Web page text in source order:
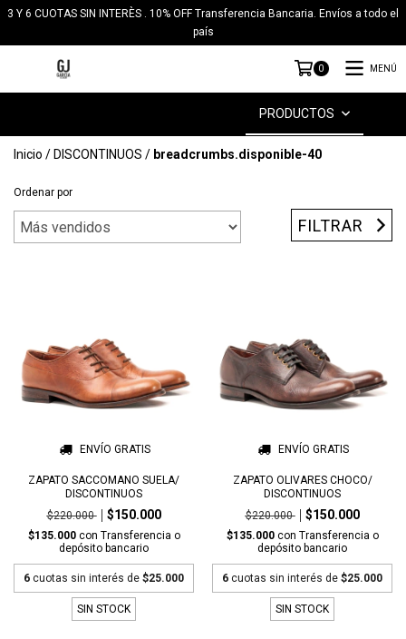
3 Y 6 CUOTAS SIN INTERÈS . 10% OFF Transferencia Bancaria. Envíos a todo el
país
0 MENÚ
PRODUCTOS
Inicio / DISCONTINUOS / breadcrumbs.disponible-40
Ordenar por
FILTRAR
ENVÍO GRATIS
ZAPATO SACCOMANO SUELA/
DISCONTINUOS
$220.000
$150.000
$135.000 con Transferencia o
depósito bancario
6 cuotas sin interés de $25.000
SIN STOCK
ENVÍO GRATIS
ZAPATO OLIVARES CHOCO/
DISCONTINUOS
$220.000
$150.000
$135.000 con Transferencia o
depósito bancario
6 cuotas sin interés de $25.000
SIN STOCK